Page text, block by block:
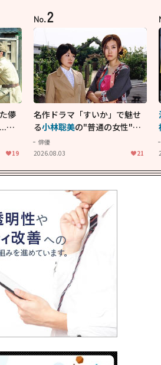
儚
生
れ
、19
No.2
名作ドラマ「すいか」で魅せ
る小林聡美の"普通の女性"が
大人に刺さる...映画「かもめ
食堂」にも通じる静かな芝居
俳優
2026.08.03
21